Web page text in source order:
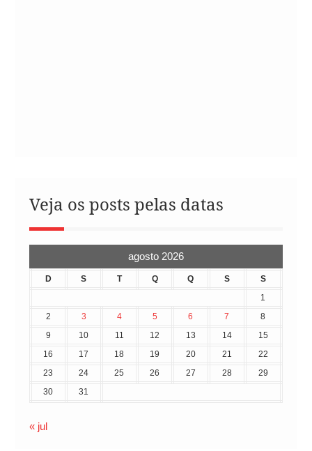
Veja os posts pelas datas
agosto 2026
D S T Q Q S
S
1
2
3 4 5 6 7
8
9
10 11 12 13 14
15
16
17 18 19 20 21
22
23
24 25 26 27 28
29
30
31
« jul